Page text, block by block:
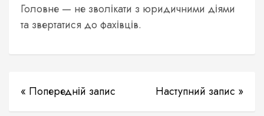
Головне — не зволікати з юридичними діями
та звертатися до фахівців.
« Попередній запис Наступний запис »